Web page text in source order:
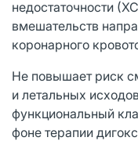
недостаточности
вмешательств
коронарного
Не повышает риск
и летальных
функциональный
фоне терапии